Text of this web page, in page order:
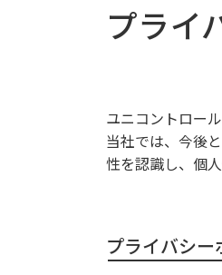
プライ
ユニコントロー
当社では、今後
性を認識し、個
プライバシ